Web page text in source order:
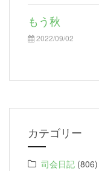
もう秋
2022/09/02
カテゴリー
司会日記 (806)